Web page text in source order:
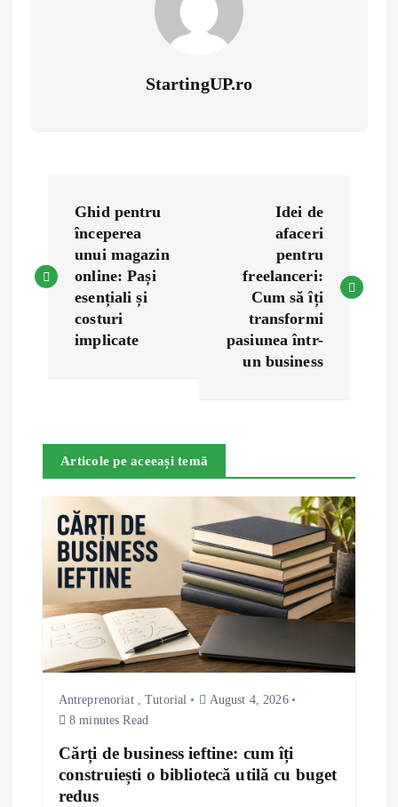
StartingUP.ro
s
v
a
Ghid pentru
începerea
unui magazin
online: Pași
esențiali și
costuri
implicate
Idei de
afaceri
pentru
freelanceri:
Cum să îți
transformi
pasiunea într-
un business
Articole pe aceeași temă
Antreprenoriat,Tutorial
August 4, 2026
8 minutes Read
Cărți de business ieftine: cum îți
construiești o bibliotecă utilă cu buget
redus